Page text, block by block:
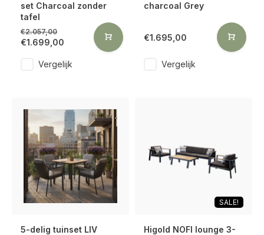
set Charcoal zonder
tafel
€2.057,00
€1.699,00
Vergelijk
charcoal Grey
€1.695,00
Vergelijk
5-delig tuinset LIV
SALE!
Higold NOFI lounge 3-